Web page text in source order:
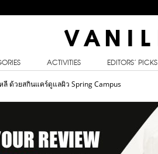
ACTIVITIES EDITORS’ PICKS
ด้วยสกินแคร์ดูแลผิว Spring Campus